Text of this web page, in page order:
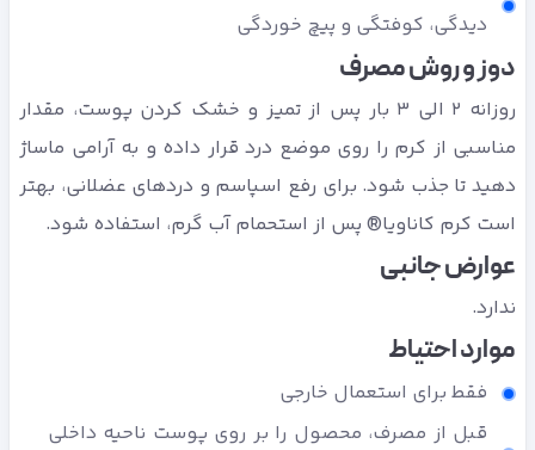
دیدگی، کوفتگی و پیچ خوردگی
دوز و روش مصرف
روزانه 2 الی 3 بار پس از تمیز و خشک کردن پوست، مقدار
مناسبی از کرم را روی موضع درد قرار داده و به آرامی ماساژ
دهید تا جذب شود. برای رفع اسپاسم و دردهای عضلانی، بهتر
است کرم کاناویا® پس از استحمام آب گرم، استفاده شود.
عوارض جانبی
ندارد.
موارد احتیاط
فقط برای استعمال خارجی
قبل از مصرف، محصول را بر روی پوست ناحیه داخلی